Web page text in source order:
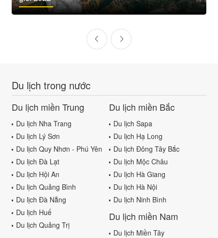
Du lịch trong nước
Du lịch miền Trung
Du lịch Nha Trang
Du lịch Lý Sơn
Du lịch Quy Nhơn - Phú Yên
Du lịch Đà Lạt
Du lịch Hội An
Du lịch Quảng Bình
Du lịch Đà Nẵng
Du lịch Huế
Du lịch Quảng Trị
Du lịch miền Bắc
Du lịch Sapa
Du lịch Hạ Long
Du lịch Đông Tây Bắc
Du lịch Mộc Châu
Du lịch Hà Giang
Du lịch Hà Nội
Du lịch Ninh Bình
Du lịch miền Nam
Du lịch Miền Tây